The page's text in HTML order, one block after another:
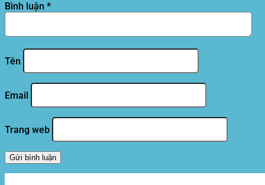
Bình luận *
Tên
Email
Trang web